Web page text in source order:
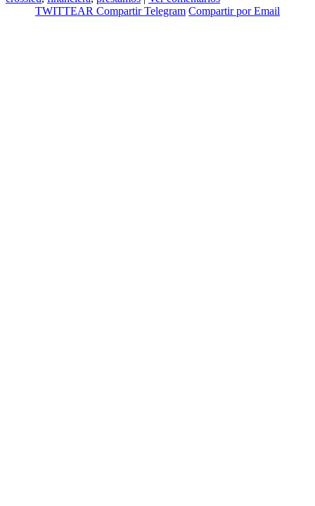
TWITTEAR CompartirTelegram Compartir por Email